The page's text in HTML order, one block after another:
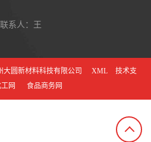
联系人：王
大圆新材料科技有限公司 XML
技术支
网 食品商务网